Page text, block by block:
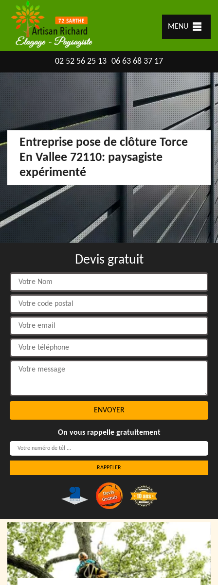
MENU
02 52 56 25 13 06 63 68 37 17
Entreprise pose de clôture Torce
En Vallee 72110: paysagiste
expérimenté
Devis gratuit
On vous rappelle gratuitement